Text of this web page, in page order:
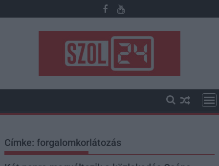
to
Címke:forgalomkorlátozás